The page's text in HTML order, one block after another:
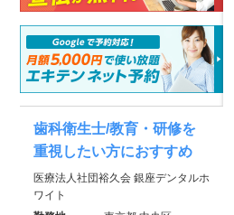
歯科衛生士/教育・研修を
重視したい方におすすめ
医療法人社団裕久会 銀座デンタルホ
ワイト